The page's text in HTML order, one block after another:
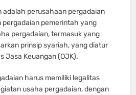
adalah perusahaan pergadaian
pemerintah yang
pergadaian, termasuk yang
prinsip syariah, yang diatur
Jasa Keuangan (OJK).
harus memiliki legalitas
usaha pergadaian, dengan